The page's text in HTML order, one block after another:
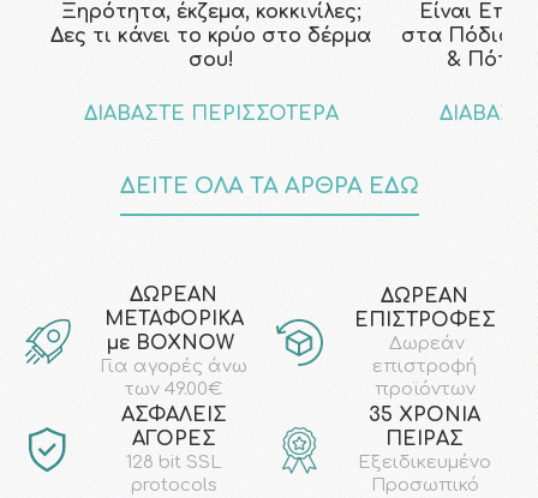
Ξηρότητα, έκζεμα, κοκκινίλες;
Δες τι κάνει το κρύο στο δέρμα
σου!
ΔΙΑΒΑΣΤΕ ΠΕΡΙΣΣΟΤΕΡΑ
Είναι
στα Πόδια;
& Πότε
ΔΕΙΤΕ ΟΛΑ ΤΑ ΑΡΘΡΑ ΕΔΩ
ΔΩΡΕΑΝ
ΜΕΤΑΦΟΡΙΚΑ
με ΒΟΧΝΟW
Για αγορές άνω
των 49.00€
ΔΩΡΕΑΝ
ΕΠΙΣΤΡΟΦΕΣ
Δωρεάν
επιστροφή
προϊόντων
AΣΦΑΛΕΙΣ
ΑΓΟΡΕΣ
128 bit SSL
protocols
35 ΧΡΟΝΙΑ
ΠΕΙΡΑΣ
Εξειδικευμένο
Προσωπικό